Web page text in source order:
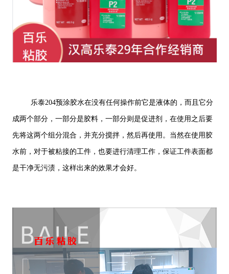
乐泰204预涂胶水在没有任何操作前它是液体的，而且它分
成两个部分，一部分是胶料，一部分则是促进剂，在使用之后要
先将这两个组分混合，并充分搅拌，然后再使用。当然在使用胶
水前，对于被粘接的工件，也要进行清理工作，保证工件表面都
是干净无污渍，这样出来的效果才会好。